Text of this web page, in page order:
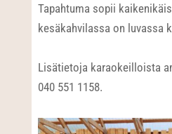
Tapahtuma sopii
kesäkahvilassa on luvassa
Lisätietoja karaokeilloista
040 551 1158.